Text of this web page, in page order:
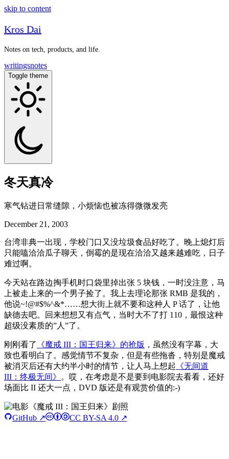
skip to content
Kros Dai
Notes on tech, products, and life.
writingsnotes
Toggle theme
冬天真冷
寒气钻进日常缝隙，小烦恼也被冻得微微发亮
December 21, 2003
台湾非典一出现，学校门口又没垃圾食品好吃了。晚上熄灯后
只能嗑洽洽瓜子聊天，倒霉的是现在洽洽又越来越难吃，日子
难过啊。
今天站在路边掏手机时口袋里掉出张 5 块钱，一时没注意，马
上被走上来的一个男子捡了。我上去理论那张 RMB 是我的，
他说~!@#$%^&*……想大街上就不要和这种人 P 话了，让他
缺德去吧。回来想想又有点气，当时大不了打 110，最恨这种
超级没素质的”人”了。
刚刚看了 《魔戒 III：国王归来》的抢版 ，虽然没有字幕，大
致也看明白了。感觉情节不复杂，但是有些拖沓，特别是魔戒
被消灭后还有大约半小时的情节，让人马上想起 《无间道
III：终极无间》
。哎，在考虑是不是要到电影院去看看，还好
场面比 II 还大一点，DVD 版还是有观赏价值的:-)
GitHub ↗ CC BY-SA 4.0 ↗